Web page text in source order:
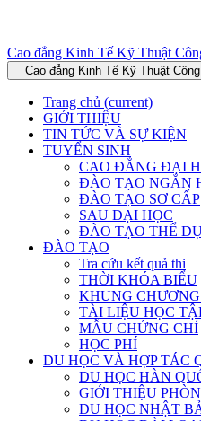
Cao đẳng Kinh Tế Kỹ Thuật
Cao đẳng Kinh Tế Kỹ Thuật
Trang chủ (current)
GIỚI THIỆU
TIN TỨC VÀ SỰ KIỆN
TUYỂN SINH
CAO ĐẲNG ĐẠI
ĐÀO TẠO NGẮN
ĐÀO TẠO SƠ CẤP
SAU ĐẠI HỌC
ĐÀO TẠO THỂ
ĐÀO TẠO
Tra cứu kết quả thi
THỜI KHÓA BIỂU
KHUNG
TÀI LIỆU HỌC
MẪU CHỨNG CHỈ
HỌC PHÍ
DU HỌC VÀ HỢP TÁC
DU HỌC HÀN
GIỚI THIỆU
DU HỌC NHẬT